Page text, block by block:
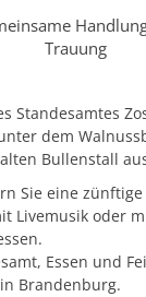
Trauung
Standesamtes
dem
Bullenstall
Sie eine zünftige
Livemusik oder
Essen und
Brandenburg.